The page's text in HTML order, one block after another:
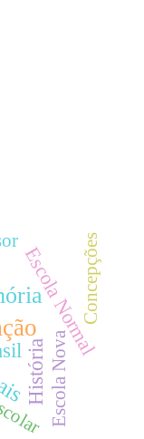
História
Escola Normal
Escola Nova
Concepções